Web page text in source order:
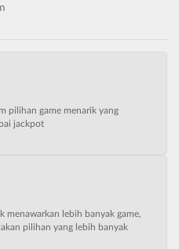
pilihan game menarik yang
jackpot
menawarkan lebih banyak game,
pilihan yang lebih banyak